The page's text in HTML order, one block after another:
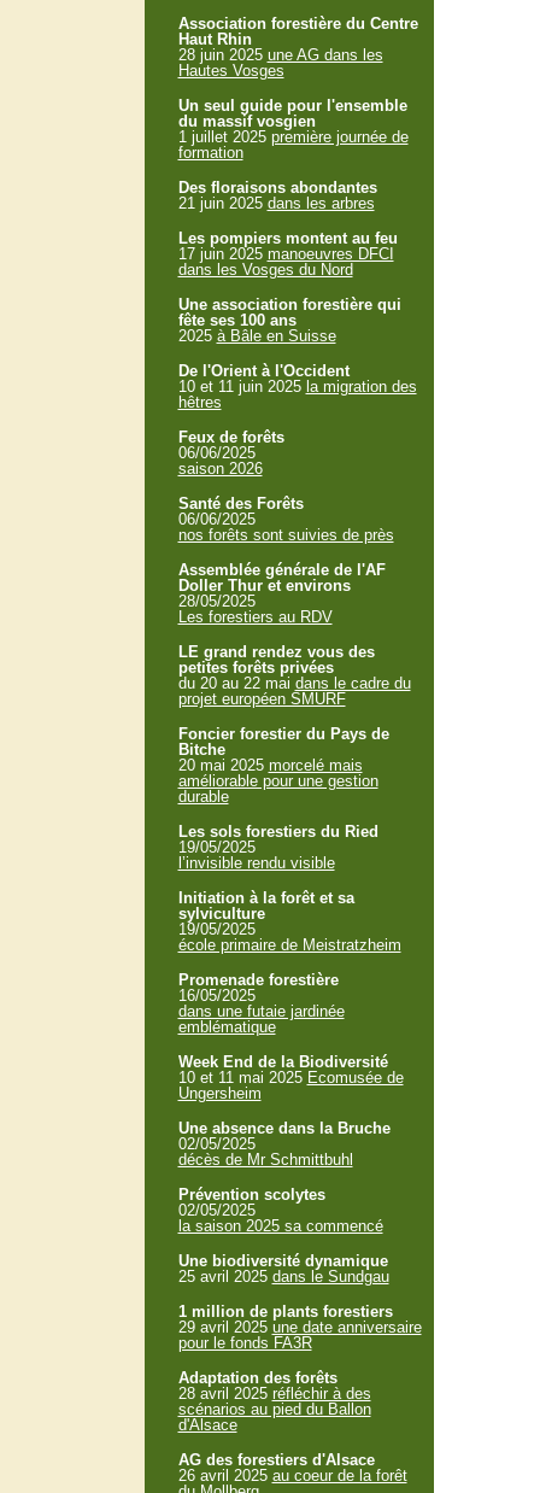
Association forestière du Centre
Haut Rhin
28 juin 2025 une AG dans les
Hautes Vosges
Un seul guide pour l'ensemble
du massif vosgien
1 juillet 2025 première journée de
formation
Des floraisons abondantes
21 juin 2025 dans les arbres
Les pompiers montent au feu
17 juin 2025 manoeuvres DFCI
dans les Vosges du Nord
Une association forestière qui
fête ses 100 ans
2025 à Bâle en Suisse
De l'Orient à l'Occident
10 et 11 juin 2025 la migration des
hêtres
Feux de forêts
06/06/2025
saison 2026
Santé des Forêts
06/06/2025
nos forêts sont suivies de près
Assemblée générale de l'AF
Doller Thur et environs
28/05/2025
Les forestiers au RDV
LE grand rendez vous des
petites forêts privées
du 20 au 22 mai dans le cadre du
projet européen SMURF
Foncier forestier du Pays de
Bitche
20 mai 2025 morcelé mais
améliorable pour une gestion
durable
Les sols forestiers du Ried
19/05/2025
l’invisible rendu visible
Initiation à la forêt et sa
sylviculture
19/05/2025
école primaire de Meistratzheim
Promenade forestière
16/05/2025
dans une futaie jardinée
emblématique
Week End de la Biodiversité
10 et 11 mai 2025 Ecomusée de
Ungersheim
Une absence dans la Bruche
02/05/2025
décès de Mr Schmittbuhl
Prévention scolytes
02/05/2025
la saison 2025 sa commencé
Une biodiversité dynamique
25 avril 2025 dans le Sundgau
1 million de plants forestiers
29 avril 2025 une date anniversaire
pour le fonds FA3R
Adaptation des forêts
28 avril 2025 réfléchir à des
scénarios au pied du Ballon
d'Alsace
AG des forestiers d'Alsace
26 avril 2025 au coeur de la forêt